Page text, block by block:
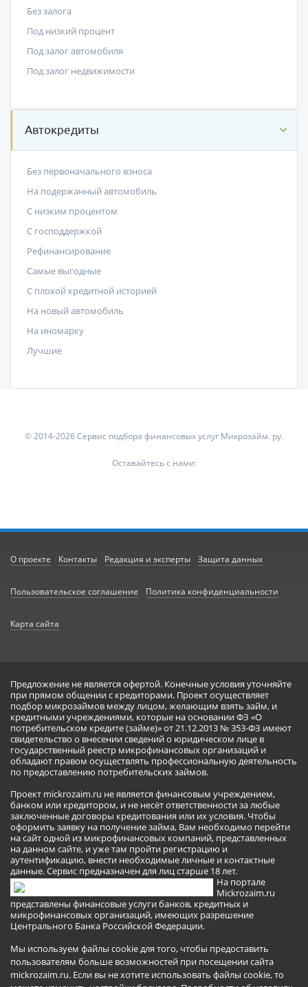
Без залога
Под низкий процент
Под залог автомобиля
Под залог недвижимости
Автокредиты
Без первоначального взноса
На подержанный автомобиль
С низким процентом
C господдержкой
Рефинансирование
Самые выгодные
С плохой кредитной историей
На новый автомобиль
На иномарку
Лучшие
© 2014-2026 Сервис подбора финансовых услуг Микрозайм. ру.
Оставайтесь с нами:
О проекте Контакты Редакция и эксперты Защита данных
Пользовательское соглашение Политика конфиденциальности
Карта сайта
Предложение не является офертой. Конечные условия уточняйте
при прямом общении с кредиторами. Проект осуществляет
подбор микрозаймов между лицом, желающим взять займ, и
кредитными учреждениями, которые на основании ФЗ «О
потребительском кредите (займе)» от 21.12.2013 № 353-ФЗ имеют
свидетельство о внесении сведений о юридическом лице в
государственный реестр микрофинансовых организаций и
обладают правом осуществлять профессиональную деятельность
по предоставлению потребительских займов.
Проект mickrozaim.ru не является финансовым учреждением,
банком или кредитором, и не несёт ответственности за любые
заключенные договоры кредитования или их условия. Чтобы
оформить заявку на получение займа, Вам необходимо перейти
на сайт одной из микрофинансовых компаний, представленных
на данном сайте, и уже там пройти регистрацию и
аутентификацию, внести необходимые личные и контактные
данные. Сервис предназначен для лиц старше 18 лет.
На портале
Mickrozaim.ru
представлены финансовые услуги банков, кредитных и
микрофинансовых организаций, имеющих разрешение
Центрального Банка Российской Федерации.
Мы используем файлы cookie для того, чтобы предоставить
пользователям больше возможностей при посещении сайта
mickrozaim.ru. Если вы не хотите использовать файлы cookie, то